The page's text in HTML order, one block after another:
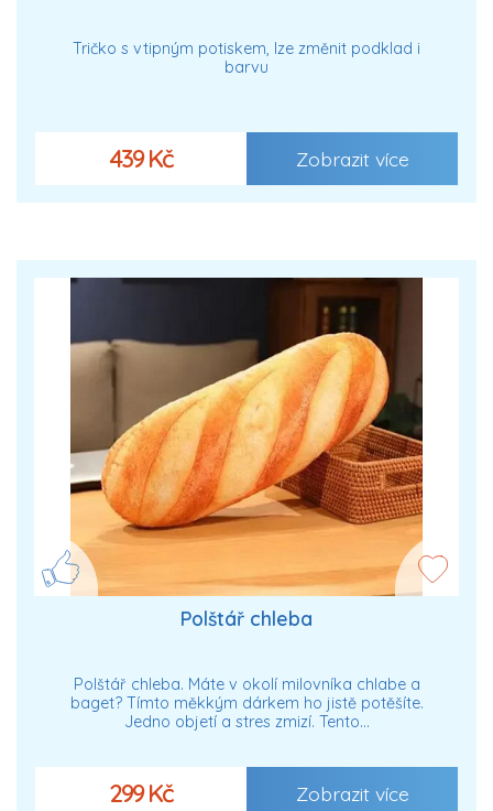
Tričko s vtipným potiskem, lze změnit podklad i
barvu
439 Kč Zobrazit více
Polštář chleba
Polštář chleba. Máte v okolí milovníka chlabe a
baget? Tímto měkkým dárkem ho jistě potěšíte.
Jedno objetí a stres zmizí. Tento…
299 Kč Zobrazit více